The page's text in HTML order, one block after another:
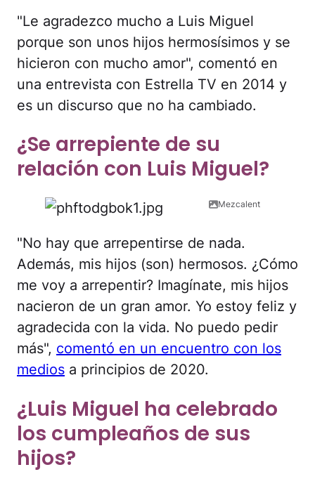
"Le agradezco mucho a Luis Miguel
porque son unos hijos hermosísimos y se
hicieron con mucho amor", comentó en
una entrevista con Estrella TV en 2014 y
es un discurso que no ha cambiado.
¿Se arrepiente de su
relación con Luis Miguel?
Mezcalent
"No hay que arrepentirse de nada.
Además, mis hijos (son) hermosos. ¿Cómo
me voy a arrepentir? Imagínate, mis hijos
nacieron de un gran amor. Yo estoy feliz y
agradecida con la vida. No puedo pedir
más", comentó en un encuentro con los
medios a principios de 2020.
¿Luis Miguel ha celebrado
los cumpleaños de sus
hijos?